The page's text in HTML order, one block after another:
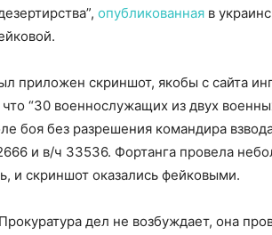
опубликованная в
приложен скриншот, якобы с сайта
что “30 военнослужащих из двух
боя без разрешения командира
и в/ч 33536. Фортанга провела
и скриншот оказались фейковыми.
дел не возбуждает, она